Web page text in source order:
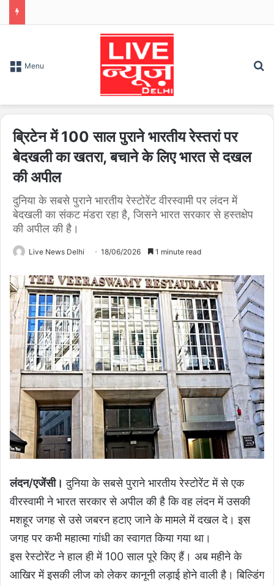
Menu
ब्रिटेन में 100 साल पुराने भारतीय रेस्तरां पर
बेदखली का खतरा, बचाने के लिए भारत से दखल
की अपील
दुनिया के सबसे पुराने भारतीय रेस्टोरेंट वीरस्वामी पर लंदन में
बेदखली का संकट मंडरा रहा है, जिसने भारत सरकार से हस्तक्षेप
की अपील की है।
Live News Delhi 18/06/2026 1 minute read
लंदन/एजेंसी। दुनिया के सबसे पुराने भारतीय रेस्टोरेंट में से एक
वीरस्वामी ने भारत सरकार से अपील की है कि वह लंदन में उसकी
मशहूर जगह से उसे जबरन हटाए जाने के मामले में दखल दे। इस
जगह पर कभी महात्मा गांधी का स्वागत किया गया था।
इस रेस्टोरेंट ने हाल ही में 100 साल पूरे किए हैं। अब महीने के
आखिर में इसकी लीज को लेकर कानूनी लड़ाई होने वाली है। बिल्डिंग